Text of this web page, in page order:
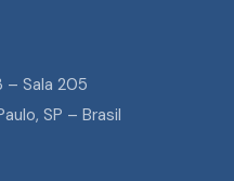
– Sala 205
SP – Brasil